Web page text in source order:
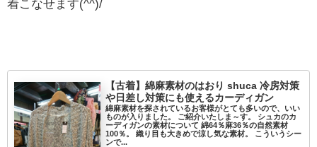
着こなせます(^^)/
【古着】綿麻素材のはおり shuca 冷房対策
や日差し対策にも使えるカーディガン
綿麻素材を探されているお客様がとても多いので、いい
ものが入りました。 ご紹介いたしま～す。 シュカのカ
ーディガンの素材について 綿64％麻36％の自然素材
100％。 織り目も大きめで涼し気な素材。 こういうシー
ンで...